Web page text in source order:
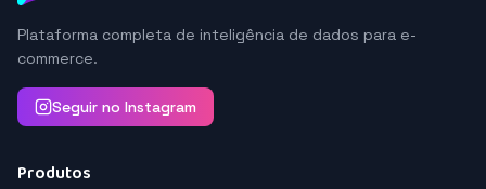
Plataforma completa de inteligência de dados para e-
commerce.
Seguir no Instagram
Produtos